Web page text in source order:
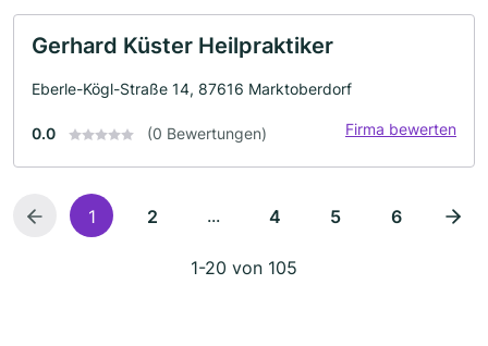
Gerhard Küster Heilpraktiker
Eberle-Kögl-Straße 14, 87616 Marktoberdorf
0.0 (0 Bewertungen) Firma bewerten
1 2 ... 4 5 6
1-20 von 105